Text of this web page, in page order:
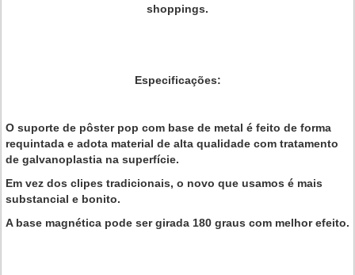
shoppings.
Especificações:
O suporte de pôster pop com base de metal é feito de forma
requintada e adota material de alta qualidade com tratamento
de galvanoplastia na superfície.
Em vez dos clipes tradicionais, o novo que usamos é mais
substancial e bonito.
A base magnética pode ser girada 180 graus com melhor efeito.